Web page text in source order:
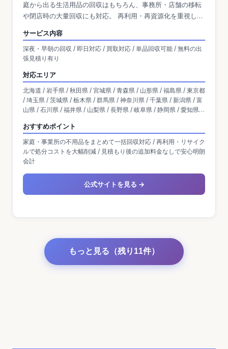
庭から出る生活用品の回収はもちろん、事務所・店舗の移転
や閉店時の大量回収にも対応。 再利用・再資源化を重視し、
サービス内容
深夜・早朝の回収 / 即日対応 / 買取対応 / 単品回収可能 / 無料の出
張見積り有り
対応エリア
北海道 / 岩手県 / 秋田県 / 宮城県 / 青森県 / 山形県 / 福島県 / 東京都
/ 埼玉県 / 茨城県 / 栃木県 / 群馬県 / 神奈川県 / 千葉県 / 新潟県 / 富
山県 / 石川県 / 福井県 / 山梨県 / 長野県 / 岐阜県 / 静岡県 / 愛知県 /
県 / 広島県 / 島根県 / 鳥取県 / 山口県 / 香川県 / 愛媛県 / 高知県 / 徳
島県 / 熊本県 / 宮崎県 / 佐賀県 / 福岡県 / 鹿児島県 / 沖縄県 / 大分県
/ 長崎県
おすすめポイント
家庭・事業所の不用品をまとめて一括回収対応 / 再利用・リサイク
ルで処分コストを大幅削減 / 見積もり後の追加料金なしで安心明朗
会計
公式サイトを見る →
もっと見る（残り11件）